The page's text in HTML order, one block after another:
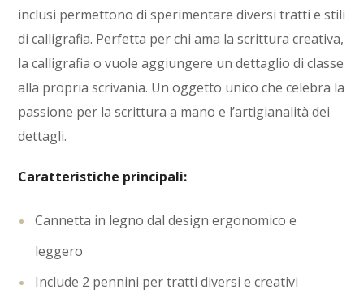
inclusi permettono di sperimentare diversi tratti e stili
di calligrafia. Perfetta per chi ama la scrittura creativa,
la calligrafia o vuole aggiungere un dettaglio di classe
alla propria scrivania. Un oggetto unico che celebra la
passione per la scrittura a mano e l’artigianalità dei
dettagli.
Caratteristiche principali:
Cannetta in legno dal design ergonomico e
leggero
Include 2 pennini per tratti diversi e creativi